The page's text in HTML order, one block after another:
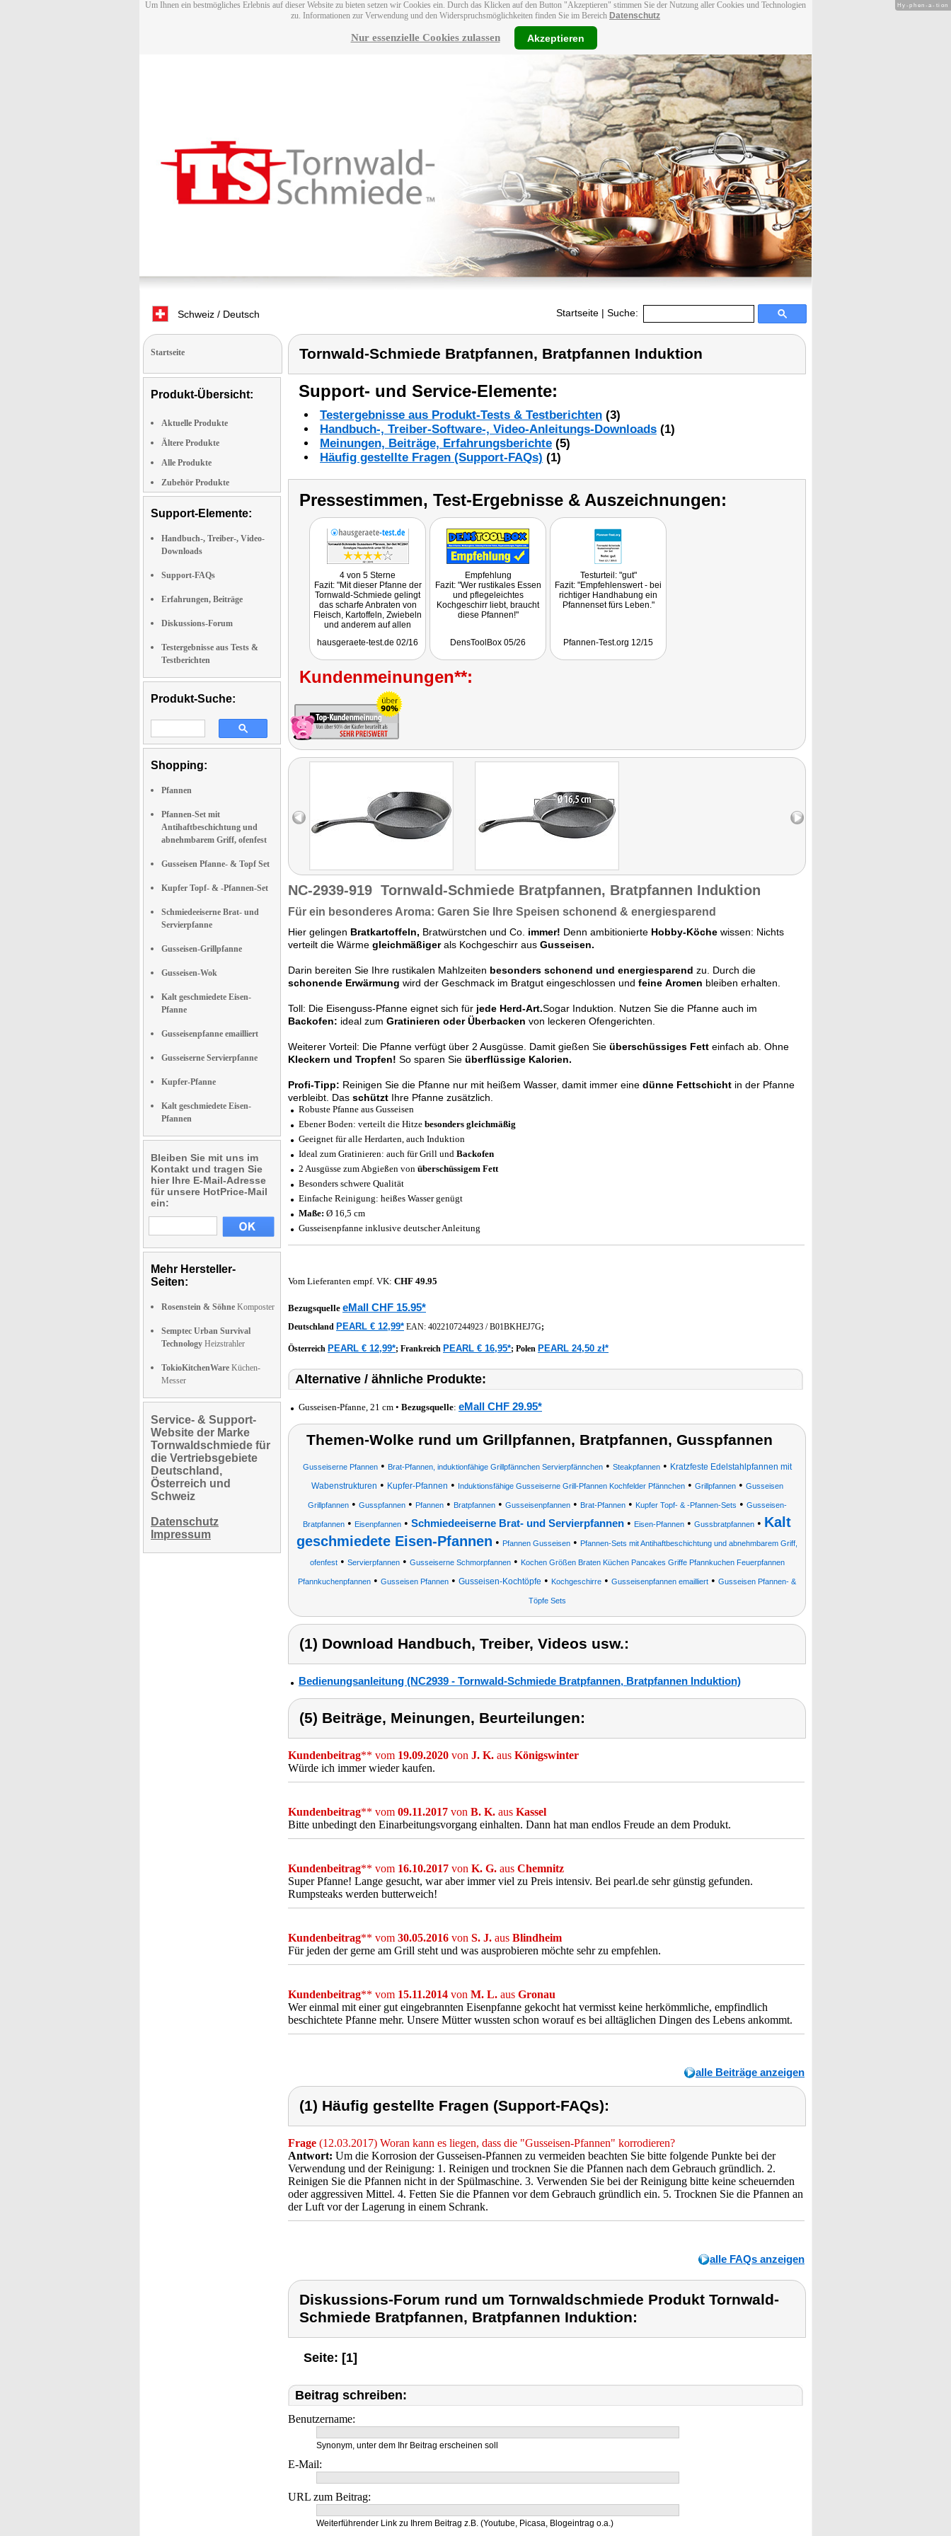
Um Ihnen ein bestmögliches Erlebnis auf dieser Website zu bieten setzen wir Cookies ein. Durch das Klicken auf den Button "Akzeptieren" stimmen Sie der Nutzung aller Cookies und Technologien
zu. Informationen zur Verwendung und den Widerspruchsmöglichkeiten finden Sie im Bereich Datenschutz
Nur essenzielle Cookies zulassen Akzeptieren
Schweiz / Deutsch Startseite | Suche:
Startseite
Produkt-Übersicht:
Aktuelle Produkte
Ältere Produkte
Alle Produkte
Zubehör Produkte
Support-Elemente:
Handbuch-, Treiber-, Video-
Downloads
Support-FAQs
Erfahrungen, Beiträge
Diskussions-Forum
Testergebnisse aus Tests &
Testberichten
Produkt-Suche:
Shopping:
Pfannen
Pfannen-Set mit
Antihaftbeschichtung und
abnehmbarem Griff, ofenfest
Gusseisen Pfanne- & Topf Set
Kupfer Topf- & -Pfannen-Set
Schmiedeeiserne Brat- und
Servierpfanne
Gusseisen-Grillpfanne
Gusseisen-Wok
Kalt geschmiedete Eisen-
Pfanne
Gusseisenpfanne emailliert
Gusseiserne Servierpfanne
Kupfer-Pfanne
Kalt geschmiedete Eisen-
Pfannen
Bleiben Sie mit uns im
Kontakt und tragen Sie
hier Ihre E-Mail-Adresse
für unsere HotPrice-Mail
ein:
Mehr Hersteller-
Seiten:
Rosenstein & Söhne Komposter
Semptec Urban Survival
Technology Heizstrahler
TokioKitchenWare Küchen-
Messer
Service- & Support-
Website der Marke
Tornwaldschmiede für
die Vertriebsgebiete
Deutschland,
Österreich und
Schweiz
Datenschutz
Impressum
Tornwald-Schmiede Bratpfannen, Bratpfannen Induktion
Support- und Service-Elemente:
Testergebnisse aus Produkt-Tests & Testberichten (3)
Handbuch-, Treiber-Software-, Video-Anleitungs-Downloads (1)
Meinungen, Beiträge, Erfahrungsberichte (5)
Häufig gestellte Fragen (Support-FAQs) (1)
Pressestimmen, Test-Ergebnisse & Auszeichnungen:
4 von 5 Sterne
Fazit: "Mit dieser Pfanne der
Tornwald-Schmiede gelingt
das scharfe Anbraten von
Fleisch, Kartoffeln, Zwiebeln
und anderem auf allen
dürfen in keiner guten
Pfannenset NC-2941
hausgeraete-test.de 02/16
Empfehlung
Fazit: "Wer rustikales Essen
und pflegeleichtes
Kochgeschirr liebt, braucht
diese Pfannen!"
DensToolBox 05/26
Testurteil: "gut"
Fazit: "Empfehlenswert - bei
richtiger Handhabung ein
Pfannenset fürs Leben."
Pfannen-Test.org 12/15
Kundenmeinungen**:
NC-2939-919 Tornwald-Schmiede Bratpfannen, Bratpfannen Induktion
Für ein besonderes Aroma: Garen Sie Ihre Speisen schonend & energiesparend
Hier gelingen Bratkartoffeln, Bratwürstchen und Co. immer! Denn ambitionierte Hobby-Köche wissen: Nichts
verteilt die Wärme gleichmäßigerals Kochgeschirr aus Gusseisen.
Darin bereiten Sie Ihre rustikalen Mahlzeiten besonders schonend und energiesparend zu. Durch die
schonende Erwärmung wird der Geschmack im Bratgut eingeschlossen und feine Aromen bleiben erhalten.
Toll: Die Eisenguss-Pfanne eignet sich für jede Herd-Art.Sogar Induktion. Nutzen Sie die Pfanne auch im
Backofen: ideal zum Gratinieren oder Überbacken von leckeren Ofengerichten.
Weiterer Vorteil: Die Pfanne verfügt über 2 Ausgüsse. Damit gießen Sie überschüssiges Fett einfach ab. Ohne
Kleckern und Tropfen! So sparen Sie überflüssige Kalorien.
Profi-Tipp: Reinigen Sie die Pfanne nur mit heißem Wasser, damit immer eine dünne Fettschicht in der Pfanne
verbleibt. Das schützt Ihre Pfanne zusätzlich.
Robuste Pfanne aus Gusseisen
Ebener Boden: verteilt die Hitze besonders gleichmäßig
Geeignet für alle Herdarten, auch Induktion
Ideal zum Gratinieren: auch für Grill und Backofen
2 Ausgüsse zum Abgießen von überschüssigem Fett
Besonders schwere Qualität
Einfache Reinigung: heißes Wasser genügt
Maße: Ø 16,5 cm
Gusseisenpfanne inklusive deutscher Anleitung
Vom Lieferanten empf. VK: CHF 49.95
Bezugsquelle eMall CHF 15.95*
Deutschland PEARL € 12,99* EAN: 4022107244923 /B01BKHEJ7G;
Österreich PEARL € 12,99*; Frankreich PEARL € 16,95*; Polen PEARL 24,50 zł*
Alternative / ähnliche Produkte:
Gusseisen-Pfanne, 21 cm • Bezugsquelle: eMall CHF 29.95*
Themen-Wolke rund um Grillpfannen, Bratpfannen, Gusspfannen
Gusseiserne Pfannen• Brat-Pfannen, induktionfähige Grillpfännchen Servierpfännchen• Steakpfannen• Kratzfeste Edelstahlpfannen mit
Wabenstrukturen • Kupfer-Pfannen • Induktionsfähige Gusseiserne Grill-Pfannen Kochfelder Pfännchen• Grillpfannen• Gusseisen
Grillpfannen• Gusspfannen• Pfannen• Bratpfannen• Gusseisenpfannen• Brat-Pfannen• Kupfer Topf- & -Pfannen-Sets • Gusseisen-
Bratpfannen • Eisenpfannen • Schmiedeeiserne Brat- und Servierpfannen • Eisen-Pfannen • Gussbratpfannen • Kalt
geschmiedete Eisen-Pfannen • Pfannen Gusseisen • Pfannen-Sets mit Antihaftbeschichtung und abnehmbarem Griff,
ofenfest• Servierpfannen• Gusseiserne Schmorpfannen• Kochen Größen Braten Küchen Pancakes Griffe Pfannkuchen Feuerpfannen
Pfannkuchenpfannen • Gusseisen Pfannen • Gusseisen-Kochtöpfe • Kochgeschirre • Gusseisenpfannen emailliert • Gusseisen Pfannen- &
Töpfe Sets
(1) Download Handbuch, Treiber, Videos usw.:
Bedienungsanleitung (NC2939 - Tornwald-Schmiede Bratpfannen, Bratpfannen Induktion)
(5) Beiträge, Meinungen, Beurteilungen:
Kundenbeitrag** vom 19.09.2020 von J. K. aus Königswinter
Würde ich immer wieder kaufen.
Kundenbeitrag** vom 09.11.2017 von B. K. aus Kassel
Bitte unbedingt den Einarbeitungsvorgang einhalten. Dann hat man endlos Freude an dem Produkt.
Kundenbeitrag** vom 16.10.2017 von K. G. aus Chemnitz
Super Pfanne! Lange gesucht, war aber immer viel zu Preis intensiv. Bei pearl.de sehr günstig gefunden.
Rumpsteaks werden butterweich!
Kundenbeitrag** vom 30.05.2016 von S. J. aus Blindheim
Für jeden der gerne am Grill steht und was ausprobieren möchte sehr zu empfehlen.
Kundenbeitrag** vom 15.11.2014 von M. L. aus Gronau
Wer einmal mit einer gut eingebrannten Eisenpfanne gekocht hat vermisst keine herkömmliche, empfindlich
beschichtete Pfanne mehr. Unsere Mütter wussten schon worauf es bei alltäglichen Dingen des Lebens ankommt.
alle Beiträge anzeigen
(1) Häufig gestellte Fragen (Support-FAQs):
Frage (12.03.2017) Woran kann es liegen, dass die "Gusseisen-Pfannen" korrodieren?
Antwort: Um die Korrosion der Gusseisen-Pfannen zu vermeiden beachten Sie bitte folgende Punkte bei der
Verwendung und der Reinigung: 1. Reinigen und trocknen Sie die Pfannen nach dem Gebrauch gründlich. 2.
Reinigen Sie die Pfannen nicht in der Spülmaschine. 3. Verwenden Sie bei der Reinigung bitte keine scheuernden
oder aggressiven Mittel. 4. Fetten Sie die Pfannen vor dem Gebrauch gründlich ein. 5. Trocknen Sie die Pfannen an
der Luft vor der Lagerung in einem Schrank.
alle FAQs anzeigen
Diskussions-Forum rund um Tornwaldschmiede Produkt Tornwald-
Schmiede Bratpfannen, Bratpfannen Induktion:
Seite: [1]
Beitrag schreiben:
Benutzername:
Synonym, unter dem Ihr Beitrag erscheinen soll
E-Mail:
URL zum Beitrag:
Weiterführender Link zu Ihrem Beitrag z.B. (Youtube, Picasa, Blogeintrag o.a.)
Hy-phen-a-tion